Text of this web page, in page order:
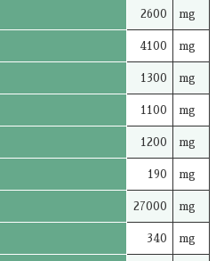
2600 mg
4100 mg
1300 mg
1100 mg
1200 mg
190 mg
27000 mg
340 mg